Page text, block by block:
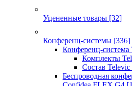
Уцененные товары [32]
Конференц-системы [336]
Конференц-система
Комплекты
Состав Televic
Беспроводная